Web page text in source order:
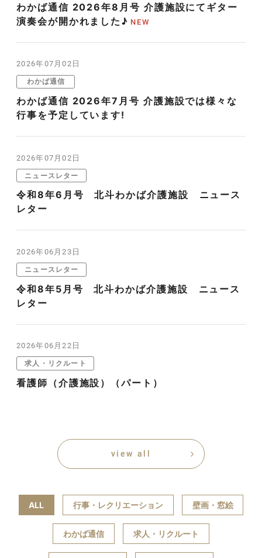
わかば通信 2026年8月号 介護施設にてギター
演奏会が開かれました♪
2026年07月02日
わかば通信
わかば通信 2026年7月号 介護施設では様々な
行事を予定しています!
2026年07月02日
ニュースレター
令和8年6月号 北斗わかば介護施設 ニュース
レター
2026年06月23日
ニュースレター
令和8年5月号 北斗わかば介護施設 ニュース
レター
2026年06月22日
求人・リクルート
看護師（介護施設）（パート）
view all
ALL 行事・レクリエーション 壁画・窓絵
わかば通信 求人・リクルート